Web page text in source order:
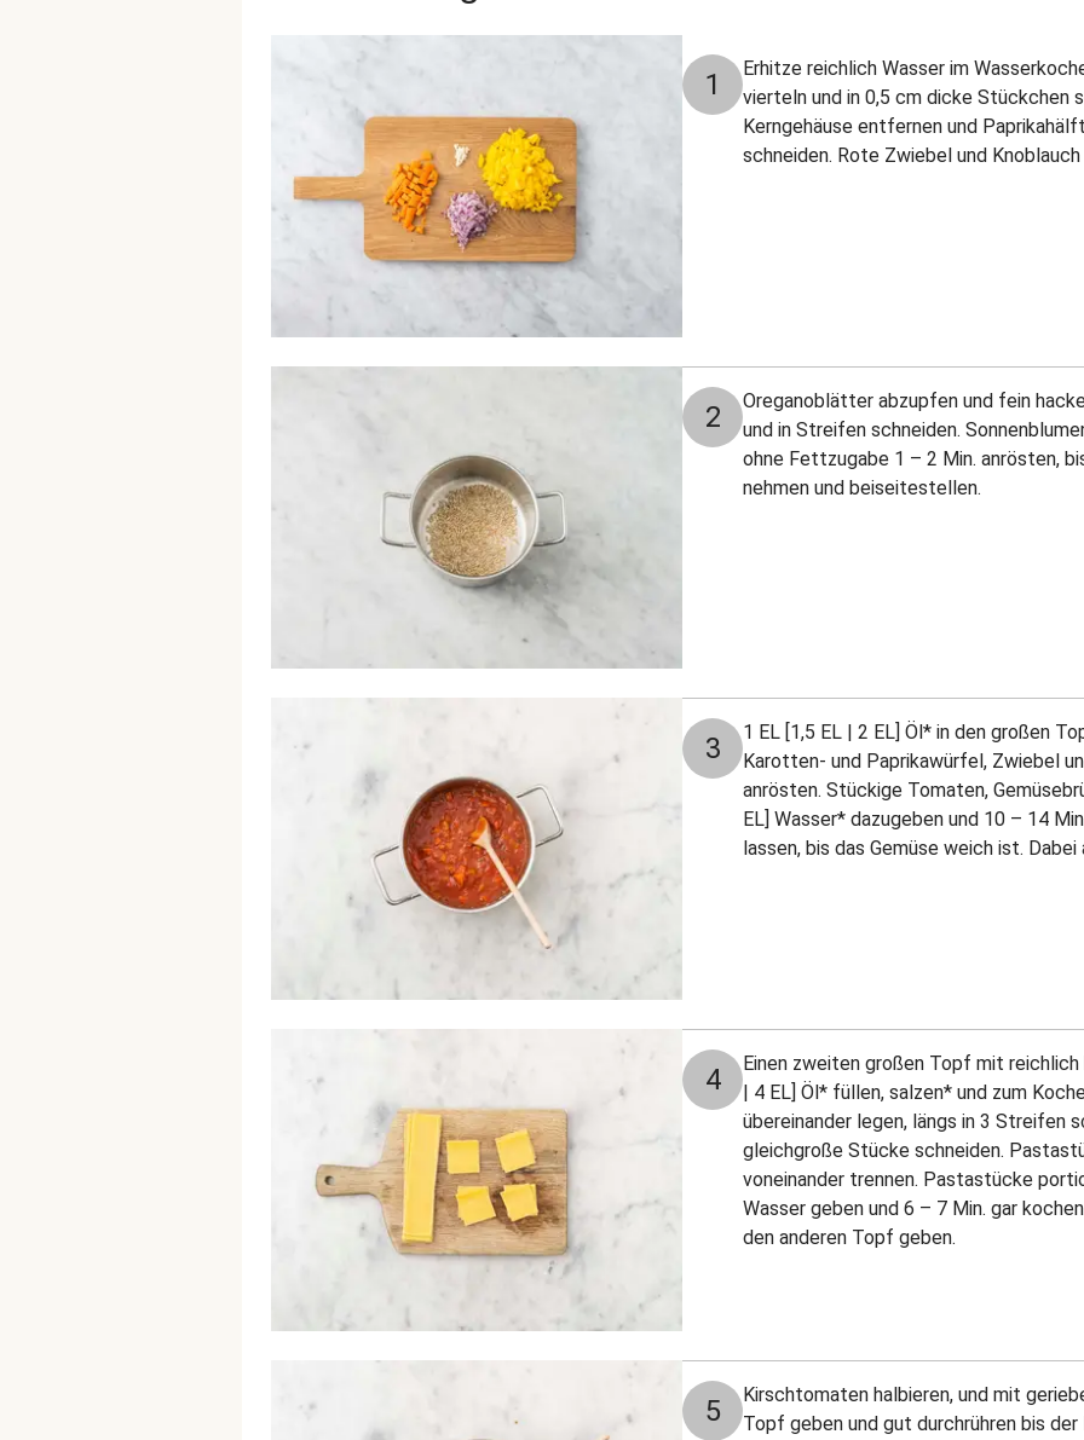
1
Erhitze reichlich Wasser im
vierteln und in 0,5 cm dicke Stückchen
Kerngehäuse entfernen und
schneiden. Rote Zwiebel und
2
Oreganoblätter abzupfen und fein
und in Streifen schneiden.
ohne Fettzugabe 1 – 2 Min. anrösten,
nehmen und beiseitestellen.
3
1 EL [1,5 EL | 2 EL] Öl* in den großen
Karotten- und Paprikawürfel, Zwiebel
anrösten. Stückige Tomaten,
EL] Wasser* dazugeben und 10 – 14
lassen, bis das Gemüse weich ist. Dabei
4
Einen zweiten großen Topf mit reichlich
| 4 EL] Öl* füllen, salzen* und zum
übereinander legen, längs in 3 Streifen
gleichgroße Stücke schneiden.
voneinander trennen. Pastastücke
Wasser geben und 6 – 7 Min. gar
den anderen Topf geben.
5
Kirschtomaten halbieren, und mit
Topf geben und gut durchrühren bis